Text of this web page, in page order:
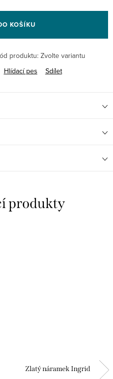
KOŠÍKU
produktu: Zvolte variantu
Hlídací pes Sdílet
produkty
Zlatý náramek Ingrid